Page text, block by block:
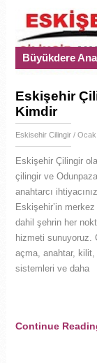
Büyükdere
Eskişehir
Kimdir
Eskisehir Cilingir/ Ocak
Eskişehir Çilingir
çilingir ve
anahtarcı
Eskişehir’in
dahil şehrin her
hizmeti sunuyoruz.
açma, anahtar, kilit,
sistemleri ve daha
Continue